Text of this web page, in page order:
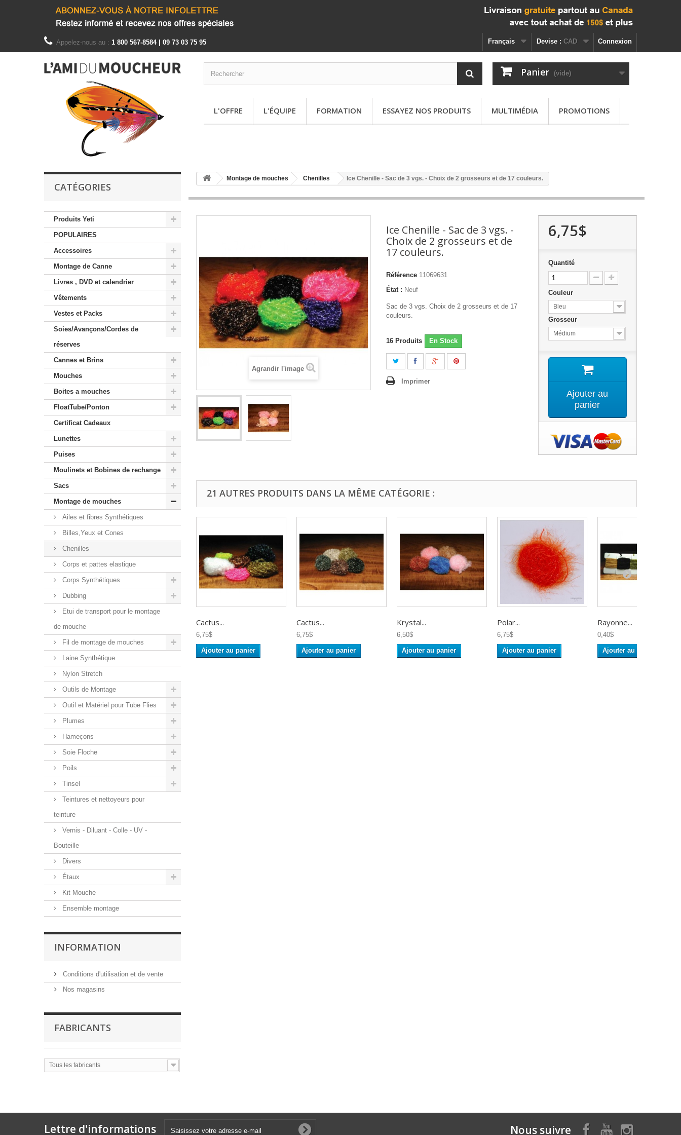
Connexion
Devise : CAD
Français
Appelez-nous au : 1 800 567-8584 | 09 73 03 75 95
Panier (vide)
L'OFFRE L'ÉQUIPE FORMATION ESSAYEZ NOS PRODUITS MULTIMÉDIA PROMOTIONS
CATÉGORIES
Produits Yeti
POPULAIRES
Accessoires
Montage de Canne
Livres , DVD et calendrier
Vêtements
Vestes et Packs
Soies/Avançons/Cordes de
réserves
Cannes et Brins
Mouches
Boites a mouches
FloatTube/Ponton
Certificat Cadeaux
Lunettes
Puises
Moulinets et Bobines de rechange
Sacs
Montage de mouches
Ailes et fibres Synthétiques
Billes,Yeux et Cones
Chenilles
Corps et pattes elastique
Corps Synthétiques
Dubbing
Etui de transport pour le montage
de mouche
Fil de montage de mouches
Laine Synthétique
Nylon Stretch
Outils de Montage
Outil et Matériel pour Tube Flies
Plumes
Hameçons
Soie Floche
Poils
Tinsel
Teintures et nettoyeurs pour
teinture
Vernis - Diluant - Colle - UV -
Bouteille
Divers
Étaux
Kit Mouche
Ensemble montage
INFORMATION
Conditions d'utilisation et de vente
Nos magasins
FABRICANTS
Tous les fabricants
Montage de mouches Chenilles Ice Chenille - Sac de 3 vgs. - Choix de 2 grosseurs et de 17 couleurs.
Agrandir l'image
Ice Chenille - Sac de 3 vgs. -
Choix de 2 grosseurs et de
17 couleurs.
Référence 11069631
État : Neuf
Sac de 3 vgs. Choix de 2 grosseurs et de 17
couleurs.
16 Produits En Stock
Imprimer
6,75$
Quantité
Couleur
Bleu
Grosseur
Médium
Ajouter au
panier
21 AUTRES PRODUITS DANS LA MÊME CATÉGORIE :
Cactus...
6,75$
Ajouter au panier
Cactus...
6,75$
Ajouter au panier
Krystal...
6,50$
Ajouter au panier
Polar...
6,75$
Ajouter au panier
Rayonne...
0,40$
Ajouter au panier
Lettre d'informations Nous suivre